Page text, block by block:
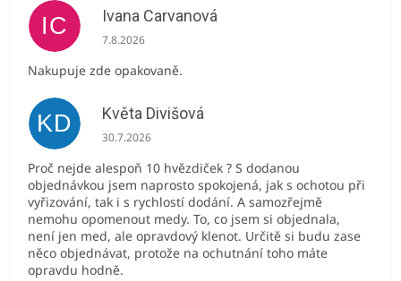
IC Ivana Carvanová
Hodnocení obchodu je 5 z 5 hvězdiček.
7.8.2026
Nakupuje zde opakovaně.
KD Květa Divišová
Hodnocení obchodu je 5 z 5 hvězdiček.
30.7.2026
Proč nejde alespoň 10 hvězdiček ? S dodanou
objednávkou jsem naprosto spokojená, jak s ochotou při
vyřizování, tak i s rychlostí dodání. A samozřejmě
nemohu opomenout medy. To, co jsem si objednala,
není jen med, ale opravdový klenot. Určitě si budu zase
něco objednávat, protože na ochutnání toho máte
opravdu hodně.